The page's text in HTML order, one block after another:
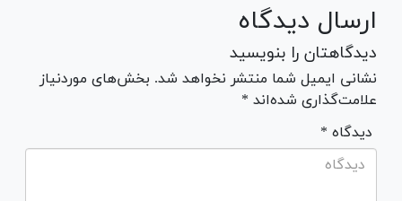
ارسال دیدگاه
دیدگاهتان را بنویسید
نشانی ایمیل شما منتشر نخواهد شد. بخش‌های موردنیاز
علامت‌گذاری شده‌اند *
* دیدگاه